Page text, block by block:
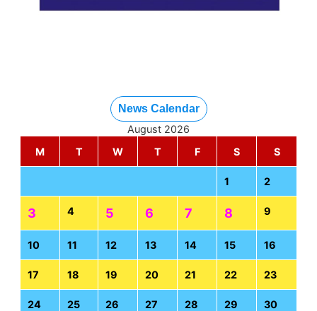
News Calendar
August 2026
M
T W T F S S
1 2
3 4 5 6 7 8 9
10 11 12 13 14 15 16
17 18 19 20 21 22 23
24 25 26 27 28 29 30